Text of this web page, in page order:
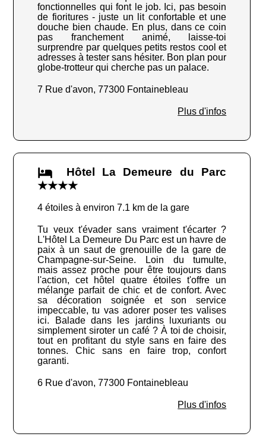
fonctionnelles qui font le job. Ici, pas besoin
de fioritures - juste un lit confortable et une
douche bien chaude. En plus, dans ce coin
pas franchement animé, laisse-toi
surprendre par quelques petits restos cool et
adresses à tester sans hésiter. Bon plan pour
globe-trotteur qui cherche pas un palace.
7 Rue d'avon, 77300 Fontainebleau
Plus d'infos
Hôtel La Demeure du Parc
★★★★
4 étoiles à environ 7.1 km de la gare
Tu veux t'évader sans vraiment t'écarter ?
L'Hôtel La Demeure Du Parc est un havre de
paix à un saut de grenouille de la gare de
Champagne-sur-Seine. Loin du tumulte,
mais assez proche pour être toujours dans
l'action, cet hôtel quatre étoiles t'offre un
mélange parfait de chic et de confort. Avec
sa décoration soignée et son service
impeccable, tu vas adorer poser tes valises
ici. Balade dans les jardins luxuriants ou
simplement siroter un café ? À toi de choisir,
tout en profitant du style sans en faire des
tonnes. Chic sans en faire trop, confort
garanti.
6 Rue d'avon, 77300 Fontainebleau
Plus d'infos